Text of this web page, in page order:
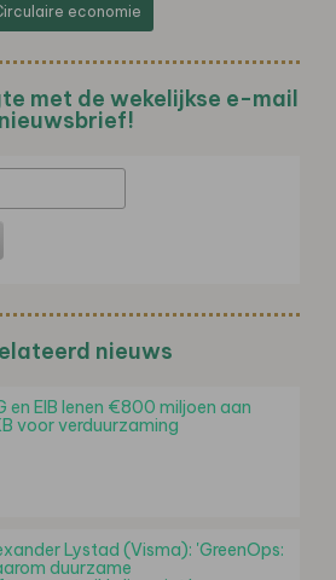
economie
met de wekelijkse e-mail
nieuws
en EIB lenen €800 miljoen aan
voor verduurzaming
Lystad (Visma): 'GreenOps:
duurzame